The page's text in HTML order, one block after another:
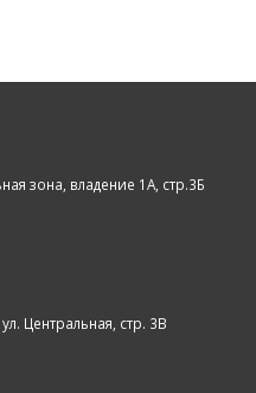
зона, владение 1А, стр.3Б
Центральная, стр. 3В